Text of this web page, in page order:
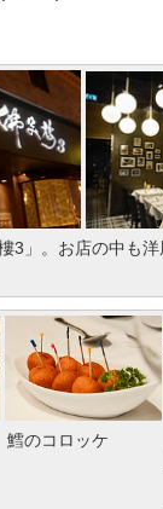
3」。お店の中も
鱈のコロッケ